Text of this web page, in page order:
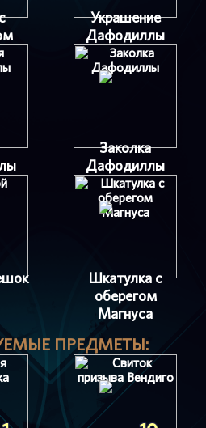
Украшение
Дафодиллы
Заколка
Дафодиллы
Шкатулка с
оберегом
Магнуса
ПРЕДМЕТЫ: